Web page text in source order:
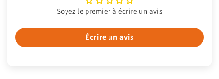
Soyez le premier à écrire un avis
Écrire un avis